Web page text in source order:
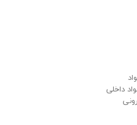
داخلی